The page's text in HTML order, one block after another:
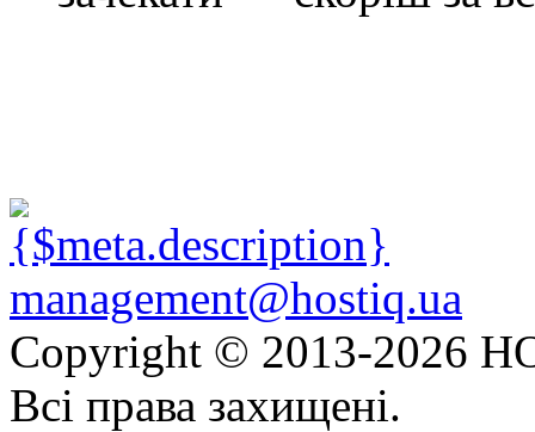
management@hostiq.ua
Copyright © 2013-2026
Всі права захищені.